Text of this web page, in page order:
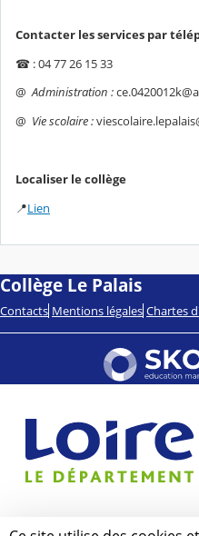
Contacter les services par
☎ : 04 77 26 15 33
@Administration :
@ Vie scolaire :
Localiser le collège
📍Lien
Collège Le Palais
Contacts Mentions légales Chartes